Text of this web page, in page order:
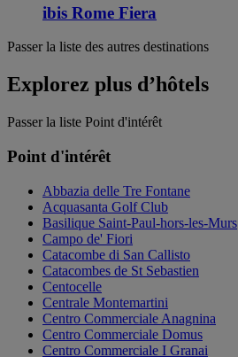
ibis Rome Fiera
Passer la liste des autres destinations
Explorez plus d’hôtels
Passer la liste Point d'intérêt
Point d'intérêt
Abbazia delle Tre Fontane
Acquasanta Golf Club
Basilique Saint-Paul-hors-les-Murs
Campo de' Fiori
Catacombe di San Callisto
Catacombes de St Sebastien
Centocelle
Centrale Montemartini
Centro Commerciale Anagnina
Centro Commerciale Domus
Centro Commerciale I Granai